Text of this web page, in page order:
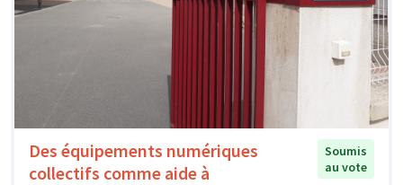
Des équipements numériques
collectifs comme aide à
Soumis
au vote